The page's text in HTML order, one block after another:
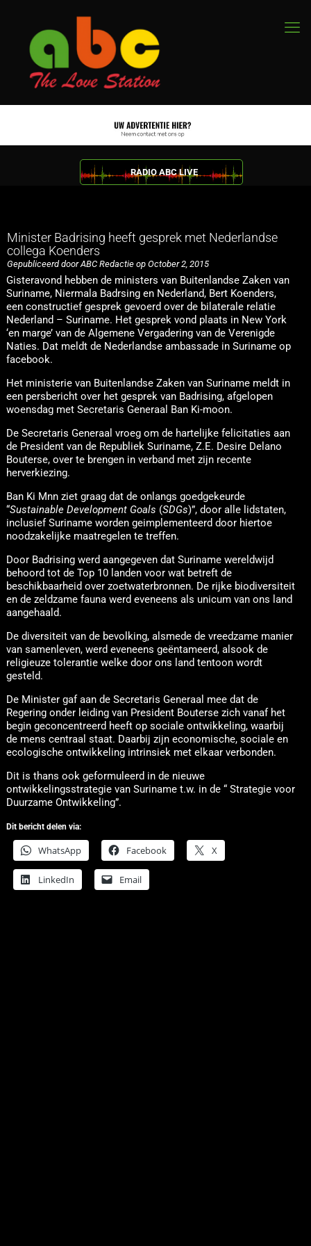
RADIO ABC LIVE
Minister Badrising heeft gesprek met Nederlandse
collega Koenders
Gepubliceerd door ABC Redactie op October 2, 2015
Gisteravond hebben de ministers van Buitenlandse Zaken van
Suriname, Niermala Badrsing en Nederland, Bert Koenders,
een constructief gesprek gevoerd over de bilaterale relatie
Nederland – Suriname. Het gesprek vond plaats in New York
‘en marge’ van de Algemene Vergadering van de Verenigde
Naties. Dat meldt de Nederlandse ambassade in Suriname op
facebook.
Het ministerie van Buitenlandse Zaken van Suriname meldt in
een persbericht over het gesprek van Badrising, afgelopen
woensdag met Secretaris Generaal Ban Ki-moon.
De Secretaris Generaal vroeg om de hartelijke felicitaties aan
de President van de Republiek Suriname, Z.E. Desire Delano
Bouterse, over te brengen in verband met zijn recente
herverkiezing.
Ban Ki Mnn ziet graag dat de onlangs goedgekeurde
“Sustainable Development Goals (SDGs)”, door alle lidstaten,
inclusief Suriname worden geimplementeerd door hiertoe
noodzakelijke maatregelen te treffen.
Door Badrising werd aangegeven dat Suriname wereldwijd
behoord tot de Top 10 landen voor wat betreft de
beschikbaarheid over zoetwaterbronnen. De rijke biodiversiteit
en de zeldzame fauna werd eveneens als unicum van ons land
aangehaald.
De diversiteit van de bevolking, alsmede de vreedzame manier
van samenleven, werd eveneens geëntameerd, alsook de
religieuze tolerantie welke door ons land tentoon wordt
gesteld.
De Minister gaf aan de Secretaris Generaal mee dat de
Regering onder leiding van President Bouterse zich vanaf het
begin geconcentreerd heeft op sociale ontwikkeling, waarbij
de mens centraal staat. Daarbij zijn economische, sociale en
ecologische ontwikkeling intrinsiek met elkaar verbonden.
Dit is thans ook geformuleerd in de nieuwe
ontwikkelingsstrategie van Suriname t.w. in de “ Strategie voor
Duurzame Ontwikkeling”.
Dit bericht delen via:
WhatsApp Facebook X
LinkedIn Email